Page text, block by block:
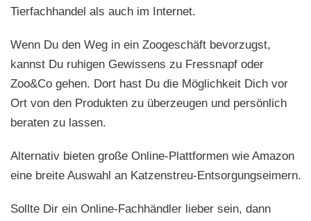
Tierfachhandel als auch im Internet.
Wenn Du den Weg in ein Zoogeschäft bevorzugst,
kannst Du ruhigen Gewissens zu Fressnapf oder
Zoo&Co gehen. Dort hast Du die Möglichkeit Dich vor
Ort von den Produkten zu überzeugen und persönlich
beraten zu lassen.
Alternativ bieten große Online-Plattformen wie Amazon
eine breite Auswahl an Katzenstreu-Entsorgungseimern.
Sollte Dir ein Online-Fachhändler lieber sein, dann